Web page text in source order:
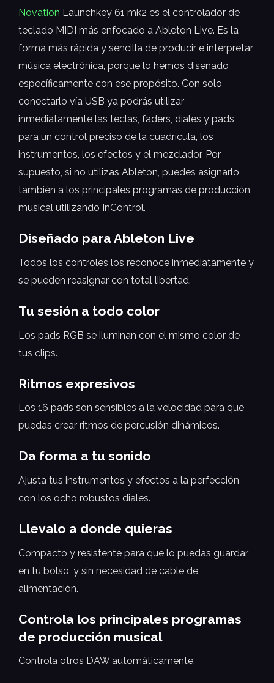
Novation Launchkey 61 mk2 es el controlador de
teclado MIDI más enfocado a Ableton Live. Es la
forma más rápida y sencilla de producir e interpretar
música electrónica, porque lo hemos diseñado
específicamente con ese propósito. Con solo
conectarlo vía USB ya podrás utilizar
inmediatamente las teclas, faders, diales y pads
para un control preciso de la cuadrícula, los
instrumentos, los efectos y el mezclador. Por
supuesto, si no utilizas Ableton, puedes asignarlo
también a los principales programas de producción
musical utilizando InControl.
Diseñado para Ableton Live
Todos los controles los reconoce inmediatamente y
se pueden reasignar con total libertad.
Tu sesión a todo color
Los pads RGB se iluminan con el mismo color de
tus clips.
Ritmos expresivos
Los 16 pads son sensibles a la velocidad para que
puedas crear ritmos de percusión dinámicos.
Da forma a tu sonido
Ajusta tus instrumentos y efectos a la perfección
con los ocho robustos diales.
Llevalo a donde quieras
Compacto y resistente para que lo puedas guardar
en tu bolso, y sin necesidad de cable de
alimentación.
Controla los principales programas
de producción musical
Controla otros DAW automáticamente.